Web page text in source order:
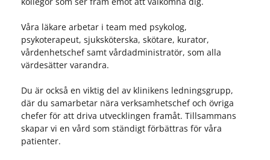
Våra läkare arbetar i team med psykolog,
psykoterapeut, sjuksköterska, skötare, kurator,
vårdenhetschef samt vårdadministratör, som alla
värdesätter varandra.
Du är också en viktig del av klinikens ledningsgrupp,
där du samarbetar nära verksamhetschef och övriga
chefer för att driva utvecklingen framåt. Tillsammans
skapar vi en vård som ständigt förbättras för våra
patienter.